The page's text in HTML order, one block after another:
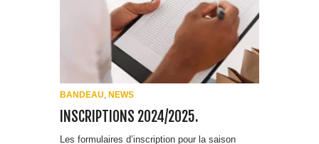
BANDEAU NEWS
INSCRIPTIONS 2024/2025.
Les formulaires d’inscription pour la saison
prochaine sont disponibles. Cliquez ici.